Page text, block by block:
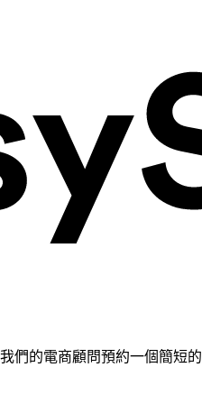
們的電商顧問預約一個簡短